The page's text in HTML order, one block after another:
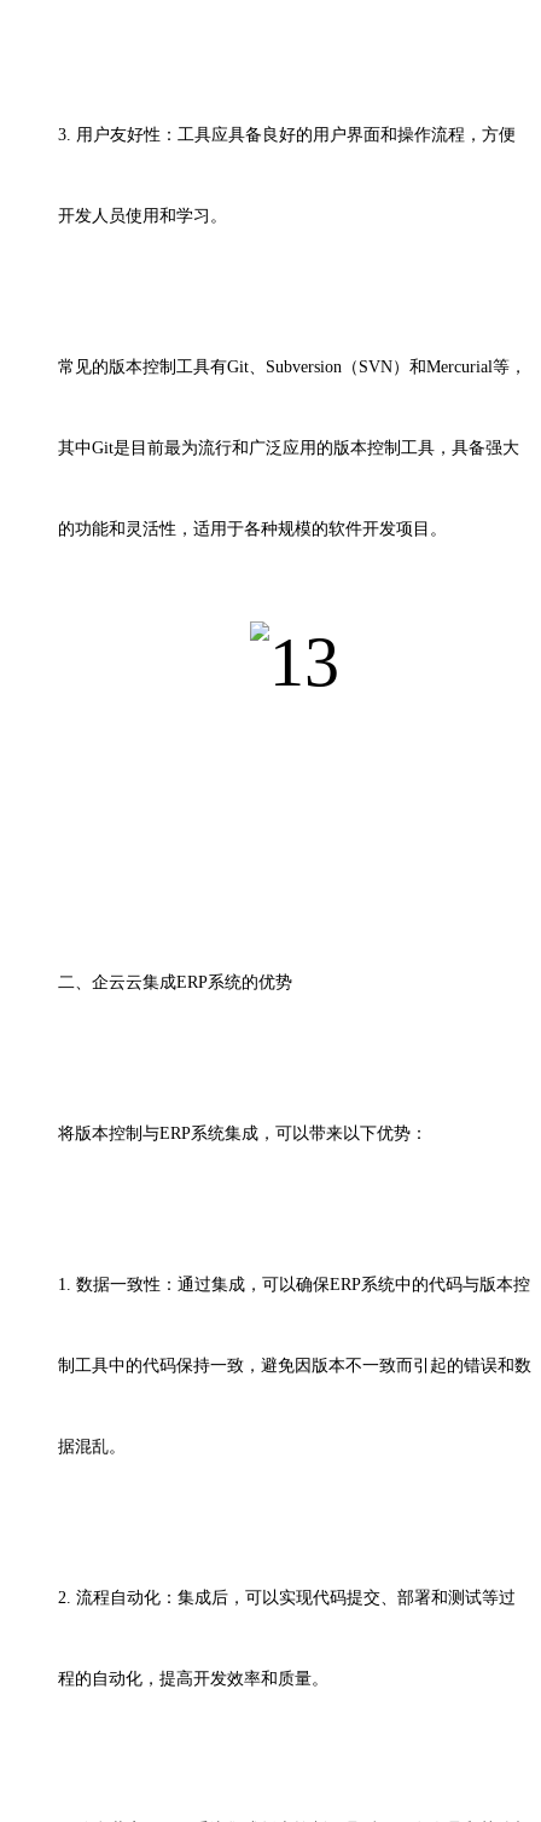
3. 用户友好性：工具应具备良好的用户界面和操作流程，方便
开发人员使用和学习。
常见的版本控制工具有Git、Subversion（SVN）和Mercurial等，
其中Git是目前最为流行和广泛应用的版本控制工具，具备强大
的功能和灵活性，适用于各种规模的软件开发项目。
二、企云云集成ERP系统的优势
将版本控制与ERP系统集成，可以带来以下优势：
1. 数据一致性：通过集成，可以确保ERP系统中的代码与版本控
制工具中的代码保持一致，避免因版本不一致而引起的错误和数
据混乱。
2. 流程自动化：集成后，可以实现代码提交、部署和测试等过
程的自动化，提高开发效率和质量。